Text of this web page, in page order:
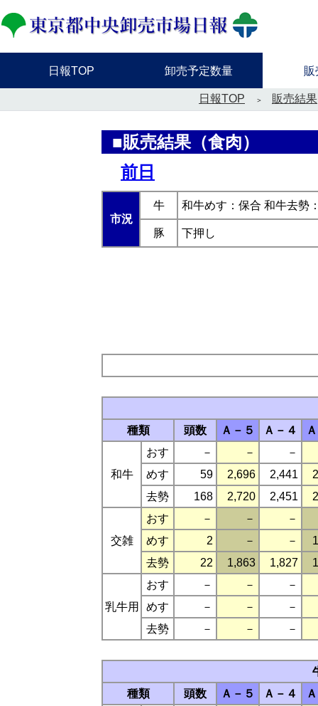
日報TOP 卸売予定数量 販
日報TOP 販売結果
■販売結果（食肉）
前日
市況
牛 和牛めす：保合 和牛去勢
豚 下押し
種類 頭数 Ａ－５ Ａ－４
和牛
おす － －
－
めす
59 2,696 2,441
去勢
168 2,720 2,451
交雑
おす － －
－
めす
2 － －
去勢
22 1,863 1,827
乳牛用
おす － －
－
めす
－ －
－
去勢
－ － －
種類
頭数 Ａ－５ Ａ－４